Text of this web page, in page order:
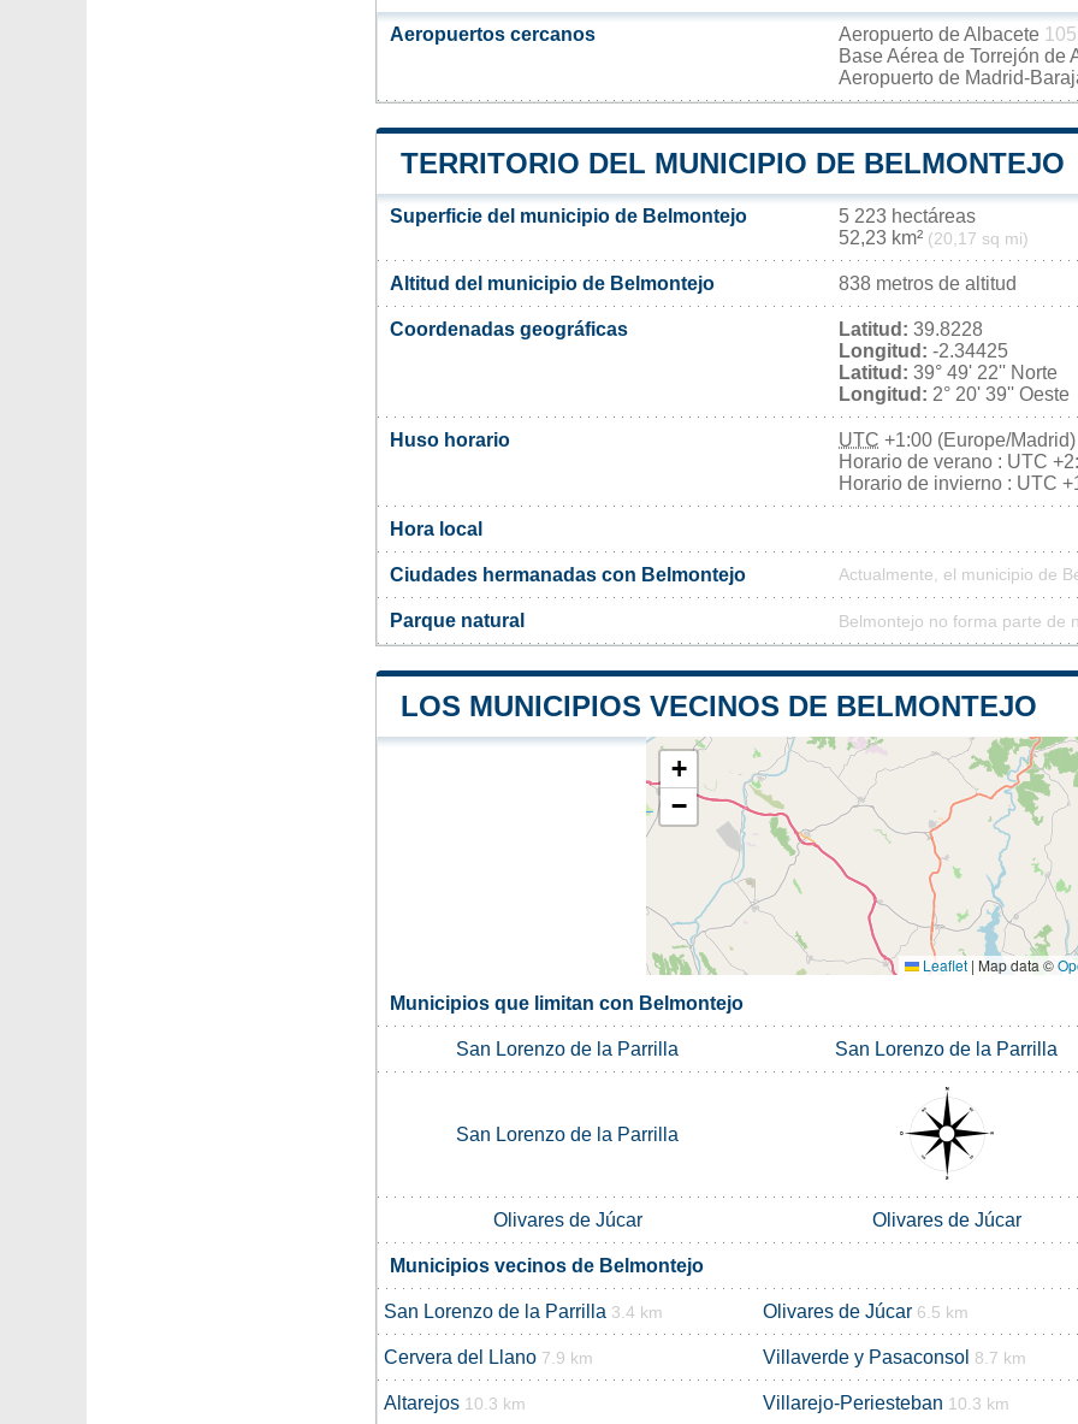
Aeropuertos cercanos Aeropuerto de Albacete
Base Aérea de Torrejón de
Aeropuerto de Madrid-
TERRITORIO DEL MUNICIPIO DE BELMONTEJO
Superficie del municipio de Belmontejo
5 223 hectáreas
52,23 km² (20,17 sq mi)
Altitud del municipio de Belmontejo 838 metros de altitud
Coordenadas geográficas Latitud: 39.8228
Longitud: -2.34425
Latitud: 39° 49' 22'' Norte
Longitud: 2° 20' 39'' Oeste
Huso horario UTC +1:00 (Europe/Madrid)
Horario de verano : UTC
Horario de invierno : UTC
Hora local
Ciudades hermanadas con Belmontejo Actualmente, el municipio de
Parque natural Belmontejo no forma parte de
LOS MUNICIPIOS VECINOS DE BELMONTEJO
+
−
Leaflet | Map data ©
Municipios que limitan con Belmontejo
San Lorenzo de la Parrilla San Lorenzo de la Parrilla
San Lorenzo de la Parrilla
Olivares de Júcar Olivares de Júcar
Municipios vecinos de Belmontejo
San Lorenzo de la Parrilla 3.4 km Olivares de Júcar 6.5 km
Cervera del Llano 7.9 km Villaverde y Pasaconsol 8.7 km
Altarejos 10.3 km Villarejo-Periesteban 10.3 km